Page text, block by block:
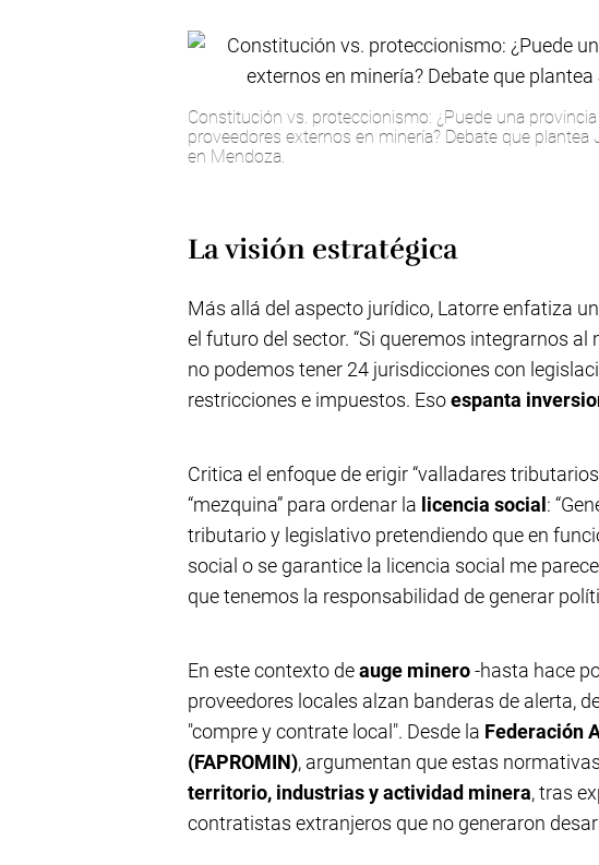
Constitución vs. proteccionismo: ¿Puede una
proveedores externos en minería? Debate que plantea
en Mendoza.
La visión estratégica
Más allá del aspecto jurídico, Latorre enfatiza
el futuro del sector. “Si queremos integrarnos
no podemos tener 24 jurisdicciones con
restricciones e impuestos. Esoespanta
Critica el enfoque de erigir “valladares
“mezquina” para ordenar la licencia social :
tributario y legislativo pretendiendo que en
social o se garantice la licencia social me
que tenemos la responsabilidad de generar
En este contexto deauge minero-hasta hace
proveedores locales alzan banderas de alerta,
"compre y contrate local". Desde la Federación
(FAPROMIN), argumentan que estas
territorio, industrias y actividad minera, tras
contratistas extranjeros que no generaron